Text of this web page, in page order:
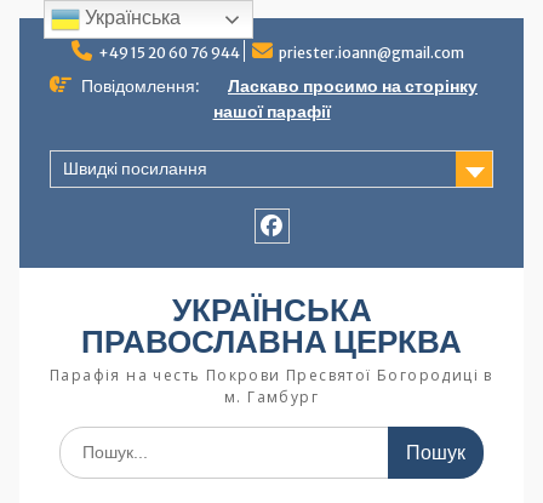
+49 15 20 60 76 944 priester.ioann@gmail.com
Повідомлення:
Ласкаво просимо на сторінку
нашої парафії
Швидкі посилання
УКРАЇНСЬКА
ПРАВОСЛАВНА ЦЕРКВА
Парафія на честь Покрови Пресвятої Богородиці в
м. Гамбург
Українська